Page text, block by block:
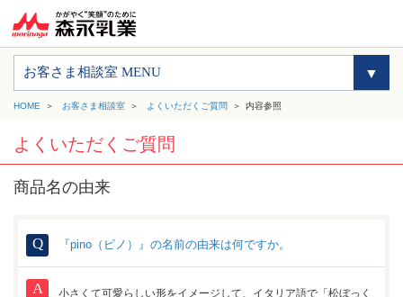
お客さま相談室 MENU
HOME お客さま相談室 よくいただくご質問 内容参照
よくいただくご質問
商品名の由来
『pino（ピノ）』の名前の由来は何ですか。
小さくて可愛らしい形をイメージして、イタリア語で「松ぼっく